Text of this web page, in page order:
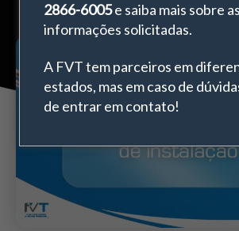
2866-6005e saiba mais sobre as
informações solicitadas.
A FVT tem parceiros em
estados, mas em caso de
de entrar em contato!